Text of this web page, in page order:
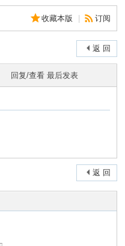
收藏本版 订阅
返 回
回复/查看 最后发表
返 回